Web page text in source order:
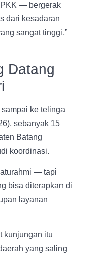
PKK — bergerak
dari kesadaran
sangat tinggi,”
Datang
ke telinga
sebanyak 15
Batang
koordinasi.
— tapi
bisa diterapkan di
layanan
kunjungan itu
yang saling